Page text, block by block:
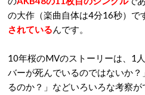
の大作（楽曲自体は4分16秒）で
されているんです。
10年桜のMVのストーリーは、1
バーが死んでいるのではないか
るのか？」などいろいろな考察が